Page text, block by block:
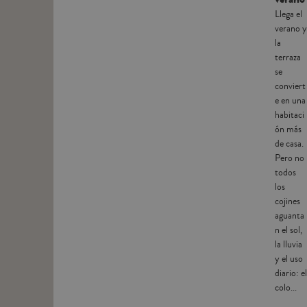
Llega el
verano y
la
terraza
se
conviert
e en una
habitaci
ón más
de casa.
Pero no
todos
los
cojines
aguanta
n el sol,
la lluvia
y el uso
diario: el
colo...